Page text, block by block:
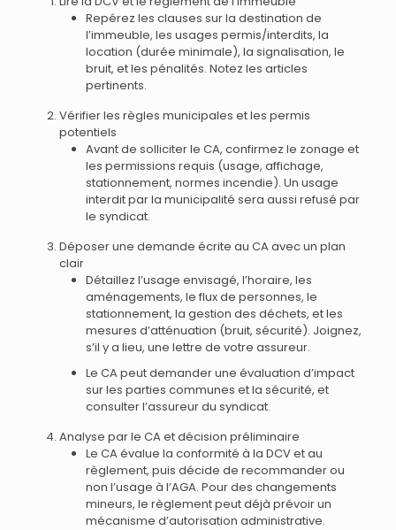
Repérez les clauses sur la destination de
l’immeuble, les usages permis/interdits, la
location (durée minimale), la signalisation, le
bruit, et les pénalités. Notez les articles
pertinents.
Vérifier les règles municipales et les permis
potentiels
Avant de solliciter le CA, confirmez le zonage et
les permissions requis (usage, affichage,
stationnement, normes incendie). Un usage
interdit par la municipalité sera aussi refusé par
le syndicat.
Déposer une demande écrite au CA avec un plan
clair
Détaillez l’usage envisagé, l’horaire, les
aménagements, le flux de personnes, le
stationnement, la gestion des déchets, et les
mesures d’atténuation (bruit, sécurité). Joignez,
s’il y a lieu, une lettre de votre assureur.
Le CA peut demander une évaluation d’impact
sur les parties communes et la sécurité, et
consulter l’assureur du syndicat.
Analyse par le CA et décision préliminaire
Le CA évalue la conformité à la DCV et au
règlement, puis décide de recommander ou
non l’usage à l’AGA. Pour des changements
mineurs, le règlement peut déjà prévoir un
mécanisme d’autorisation administrative.